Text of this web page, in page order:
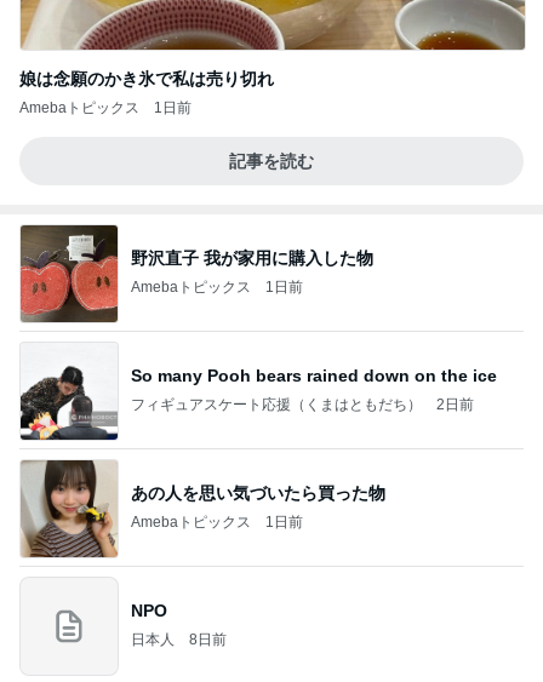
娘は念願のかき氷で私は売り切れ
Amebaトピックス 1日前
記事を読む
野沢直子 我が家用に購入した物
Amebaトピックス 1日前
So many Pooh bears rained down on the ice
フィギュアスケート応援（くまはともだち） 2日前
あの人を思い気づいたら買った物
Amebaトピックス 1日前
NPO
日本人 8日前